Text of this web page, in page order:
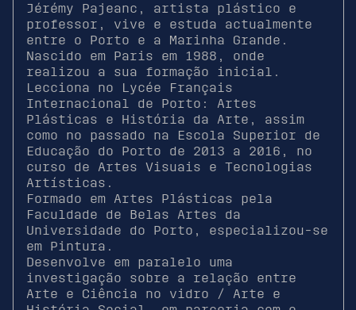
Jérémy Pajeanc, artista plástico e
professor, vive e estuda actualmente
entre o Porto e a Marinha Grande.
Nascido em Paris em 1988, onde
realizou a sua formação inicial.
Lecciona no Lycée Français
Internacional de Porto: Artes
Plásticas e História da Arte, assim
como no passado na Escola Superior de
Educação do Porto de 2013 a 2016, no
curso de Artes Visuais e Tecnologias
Artísticas.
Formado em Artes Plásticas pela
Faculdade de Belas Artes da
Universidade do Porto, especializou-se
em Pintura.
Desenvolve em paralelo uma
investigação sobre a relação entre
Arte e Ciência no vidro / Arte e